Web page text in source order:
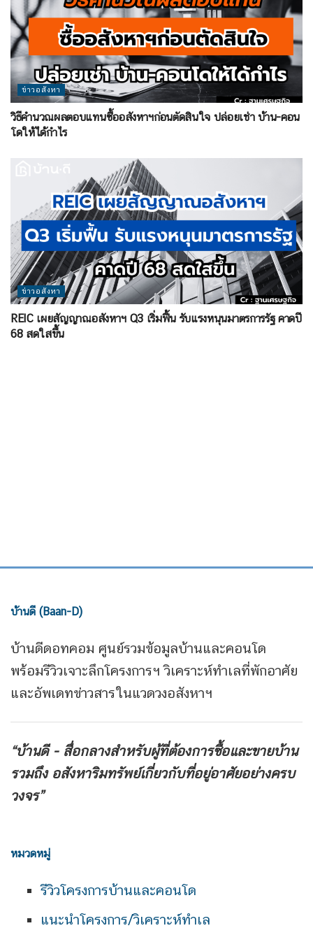
ข่าวอสังหา
วิธีคำนวณผลตอบแทนซื้ออสังหาฯก่อนตัดสินใจ ปล่อยเช่า บ้าน-คอน
โดให้ได้กำไร
ข่าวอสังหา
REIC เผยสัญญาณอสังหาฯ Q3 เริ่มฟื้น รับแรงหนุนมาตรการรัฐ คาดปี
68 สดใสขึ้น
บ้านดี (Baan-D)
บ้านดีดอทคอม ศูนย์รวมข้อมูลบ้านและคอนโด
พร้อมรีวิวเจาะลึกโครงการฯ วิเคราะห์ทำเลที่พักอาศัย
และอัพเดทข่าวสารในแวดวงอสังหาฯ
“บ้านดี - สื่อกลางสำหรับผู้ที่ต้องการซื้อและขายบ้าน
รวมถึง อสังหาริมทรัพย์เกี่ยวกับที่อยู่อาศัยอย่างครบ
วงจร”
หมวดหมู่
รีวิวโครงการบ้านและคอนโด
แนะนำโครงการ/วิเคราะห์ทำเล